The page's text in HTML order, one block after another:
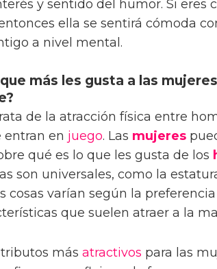
y sentido del humor. Si eres
ella se sentirá cómoda
a nivel mental.
más les gusta a las
de la atracción física entre
entran en juego. Las mujeres
qué es lo que les gusta de los
son universales, como la
cosas varían según la
que suelen atraer a la
más atractivos para las